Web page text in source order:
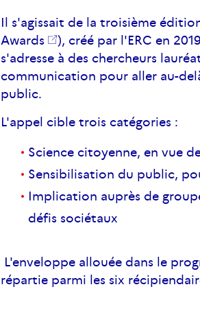
Il s'agissait de la troisième
Awards
), créé par l'ERC en
s'adresse à des chercheurs
communication pour aller au-
public.
L'appel cible trois catégories :
Science citoyenne, en vue
Sensibilisation du public,
Implication auprès de
défis sociétaux
L'enveloppe allouée dans le
répartie parmi les six